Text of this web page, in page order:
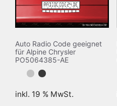
Auto Radio Code geeignet
für Alpine Chrysler
PO5064385-AE
inkl. 19 % MwSt.